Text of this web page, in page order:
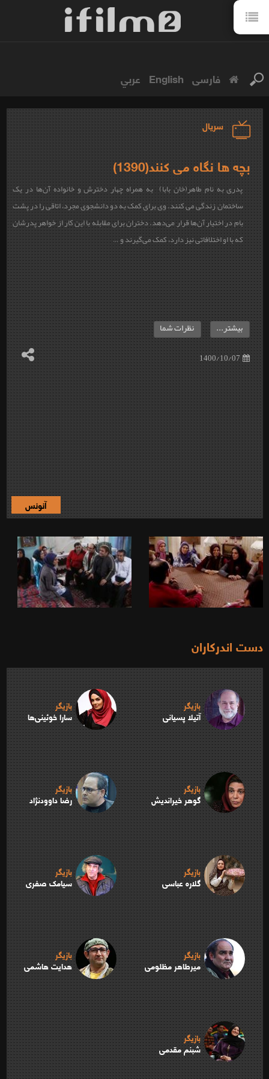
فارسی English عربي
سریال
بچه ها نگاه می کنند(1390)
پدری به نام طاهر(خان بابا) به همراه چهار دخترش و خانواده آن‌ها در یک
ساختمان زندگی می کنند. وی برای کمک به دو دانشجوی مجرد، اتاقی را در پشت
بام در اختیار آن‌ها قرار می‌دهد. دختران برای مقابله با این کار از خواهر پدرشان
که با او اختلافاتی نیز دارد، کمک می‌گیرند و …
1400/10/07
بیشتر... نظرات شما
آنونس
دست اندرکاران
بازیگر
آتیلا پسیانی
بازیگر
سارا خوئینی‌ها
بازیگر
گوهر خیراندیش
بازیگر
رضا داوودنژاد
بازیگر
گلاره عباسی
بازیگر
سیامک صفری
بازیگر
میرطاهر مظلومی
بازیگر
هدایت هاشمی
بازیگر
شبنم مقدمی